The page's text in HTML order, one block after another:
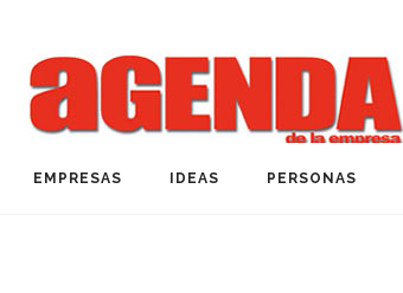
EMPRESAS IDEAS PERSONAS